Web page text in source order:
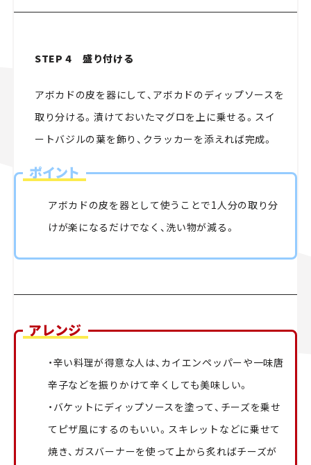
STEP 4 盛り付ける
アボカドの皮を器にして、アボカドのディップソースを
取り分ける。漬けておいたマグロを上に乗せる。スイ
ートバジルの葉を飾り、クラッカーを添えれば完成。
ポイント
アボカドの皮を器として使うことで1人分の取り分
けが楽になるだけでなく、洗い物が減る。
アレンジ
・辛い料理が得意な人は、カイエンペッパーや一味唐
辛子などを振りかけて辛くしても美味しい。
・バケットにディップソースを塗って、チーズを乗せ
てピザ風にするのもいい。スキレットなどに乗せて
焼き、ガスバーナーを使って上から炙ればチーズが